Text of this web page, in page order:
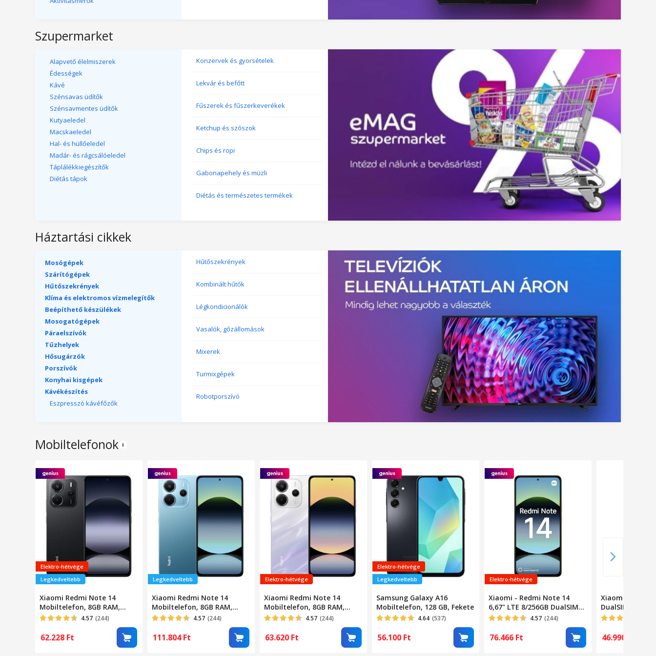
Szupermarket
Alapvető élelmiszerek
Édességek
Kávé
Szénsavas üdítők
Szénsavmentes üdítők
Kutyaeledel
Macskaeledel
Hal- és hüllőeledel
Madár- és rágcsálóeledel
Táplálékkiegészítők
Diétás tápok
Konzervek és gyorsételek
Lekvár és befőtt
Fűszerek és fűszerkeverékek
Ketchup és szószok
Chips és ropi
Gabonapehely és müzli
Diétás és természetes termékek
Háztartási cikkek
Mosógépek
Szárítógépek
Hűtőszekrények
Klíma és elektromos vízmelegítők
Beépíthető készülékek
Mosogatógépek
Páraelszívók
Tűzhelyek
Hősugárzók
Porszívók
Konyhai kisgépek
Kávékészítés
Eszpresszó kávéfőzők
Hűtőszekrények
Kombinált hűtők
Légkondicionálók
Vasalók, gőzállomások
Mixerek
Turmixgépek
Robotporszívó
Mobiltelefonok
Elektro-hétvége
Legkedveltebb
Xiaomi Redmi Note 14
Mobiltelefon, 8GB RAM,
256GB, Éjfekete
4.57 (244)
62.228 Ft
Legkedveltebb
Xiaomi Redmi Note 14
Mobiltelefon, 8GB RAM,
256GB, Kék 4.57 (244)
111.804Ft
Elektro-hétvége
Xiaomi Redmi Note 14
Mobiltelefon, 8GB RAM,
256GB, Lila
4.57 (244)
63.620 Ft
Elektro-hétvége
Legkedveltebb
Samsung Galaxy A16
Mobiltelefon, 128 GB, Fekete
4.64 (537)
56.100 Ft
Elektro-hétvége
Xiaomi - Redmi Note 14
6,67" LTE 8/256GB DualSIM
zöld okostelefon -
4.57 (244)
76.466 Ft
Xiaomi Redmi
DualSIM
291468,
46.990